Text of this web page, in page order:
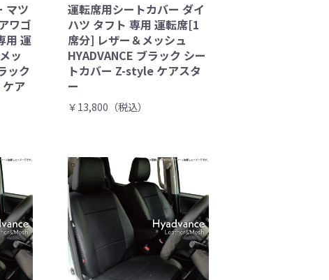
マツ
ワゴ
用 運
ッ
ック
ア
運転席用シートカバー ダイ
ハツ タフト 専用 運転席[1
席分] レザー＆メッシュ
HYADVANCE ブラック シー
トカバー Z-style ケアスタ
ー
￥13,800（税込）